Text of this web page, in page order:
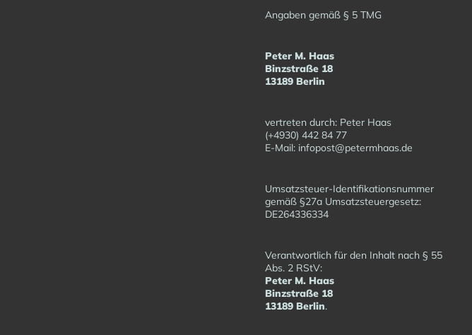
Angaben gemäß § 5 TMG
Peter M. Haas
Binzstraße 18
13189 Berlin
vertreten durch: Peter Haas
(+4930) 442 84 77
E-Mail: infopost@petermhaas.de
Umsatzsteuer-Identifikationsnummer
gemäß §27a Umsatzsteuergesetz:
DE264336334
Verantwortlich für den Inhalt nach § 55
Abs. 2 RStV:
Peter M. Haas
Binzstraße 18
13189 Berlin.